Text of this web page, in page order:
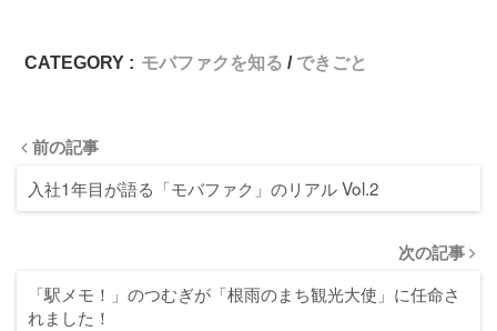
CATEGORY : モバファクを知る できごと
前の記事
入社1年目が語る「モバファク」のリアル Vol.2
次の記事
「駅メモ！」のつむぎが「根雨のまち観光大使」に任命さ
れました！